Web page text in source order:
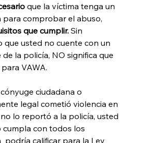
que la víctima tenga un
comprobar el abuso,
que cumplir. Sin
que usted no cuente con un
la policía, NO significa que
VAWA.
ciudadana o
legal cometió violencia en
lo reportó a la policía, usted
cumpla con todos los
podría calificar para la Ley